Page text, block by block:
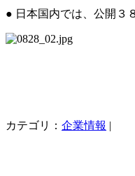
● 日本国内では、公開３
カテゴリ： 企業情報 |